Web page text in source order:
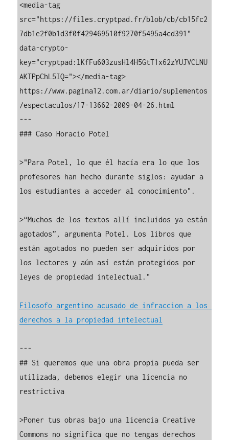
<media-tag
src="https://files.cryptpad.fr/blob/cb/cb15fc2
7db1e2f0b1d3f0f429469510f9270f5495a4cd391"
data-crypto-
key="cryptpad:lKfFu603zusHl4H5GtT1x62zYUJVCLNU
AKTPpChL5IQ="></media-tag>
https://www.pagina12.com.ar/diario/suplementos
/espectaculos/17-13662-2009-04-26.html
---
### Caso Horacio Potel
>"Para Potel, lo que él hacía era lo que los
profesores han hecho durante siglos: ayudar a
los estudiantes a acceder al conocimiento".
>“Muchos de los textos allí incluidos ya están
agotados”, argumenta Potel. Los libros que
están agotados no pueden ser adquiridos por
los lectores y aún así están protegidos por
leyes de propiedad intelectual."
Filosofo argentino acusado de infraccion a los
derechos a la propiedad intelectual
---
## Si queremos que una obra propia pueda ser
utilizada, debemos elegir una licencia no
restrictiva
>Poner tus obras bajo una licencia Creative
Commons no significa que no tengas derechos